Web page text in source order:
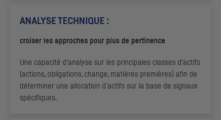
ANALYSE TECHNIQUE :
croiser les approches pour plus de pertinence
Une capacité d’analyse sur les principales classes d'actifs
(actions, obligations, change, matières premières) afin de
déterminer une allocation d'actifs sur la base de signaux
spécifiques.